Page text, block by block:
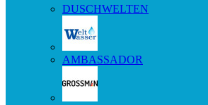
DUSCHWELTEN
AMBASSADOR